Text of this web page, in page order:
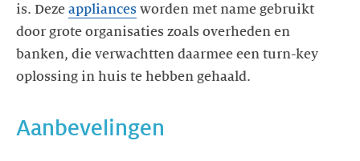
is. Deze appliances worden met name gebruikt
door grote organisaties zoals overheden en
banken, die verwachtten daarmee een turn-key
oplossing in huis te hebben gehaald.
Aanbevelingen